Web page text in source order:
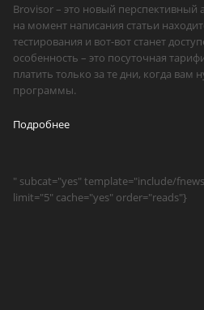
Brovisor – это новый перспективный
на момент написания статьи
тестирования и вот-вот станет
особенность – это посуточная
платить только за те дни, когда вам
программы.
Подробнее
" subcat="yes" template="include/
limit="5" cache="yes" order="reads"}